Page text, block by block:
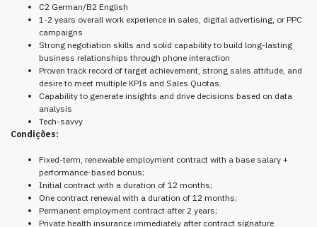
C2 German/B2 English
1-2 years overall work experience in sales, digital advertising, or PPC
campaigns
Strong negotiation skills and solid capability to build long-lasting
business relationships through phone interaction
Proven track record of target achievement, strong sales attitude, and
desire to meet multiple KPIs and Sales Quotas.
Capability to generate insights and drive decisions based on data
analysis
Tech-savvy
Condições:
Fixed-term, renewable employment contract with a base salary +
performance-based bonus;
Initial contract with a duration of 12 months;
One contract renewal with a duration of 12 months;
Permanent employment contract after 2 years;
Private health insurance immediately after contract signature